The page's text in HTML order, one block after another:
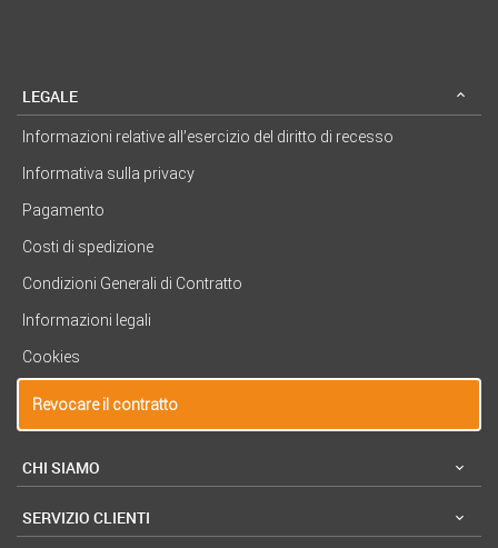
LEGALE
Informazioni relative all’esercizio del diritto di recesso
Informativa sulla privacy
Pagamento
Costi di spedizione
Condizioni Generali di Contratto
Informazioni legali
Cookies
Revocare il contratto
CHI SIAMO
SERVIZIO CLIENTI